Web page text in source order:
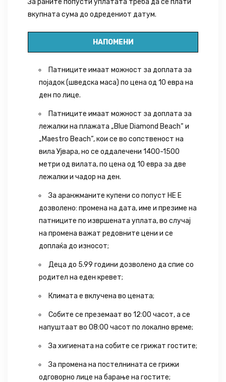
За раните попусти уплатата треба да се плати
вкупната сума до одредениот датум.
НАПОМЕНИ
Патниците имаат можност за доплата за
појадок (шведска маса) по цена од 10 евра на
ден по лице.
Патниците имаат можност за доплата за
лежалки на плажата „Blue Diamond Beach“ и
„Maestro Beach“, кои се во сопственост на
вила Ујвара, но се оддалечени 1400-1500
метри од вилата, по цена од 10 евра за две
лежалки и чадор на ден.
За аранжманите купени со попуст НЕ Е
дозволено: промена на дата, име и презиме на
патниците по извршената уплата, во случај
на промена важат редовните цени и се
доплаќа до износот;
Деца до 5.99 години дозволено да спие со
родител на еден кревет;
Климата е вклучена во цената;
Собите се преземаат во 12:00 часот, а се
напуштаат во 08:00 часот по локално време;
За хигиената на собите се грижат гостите;
За промена на постелнината се грижи
одговорно лице на барање на гостите;